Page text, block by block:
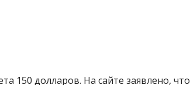
150 долларов. На сайте заявлено, что